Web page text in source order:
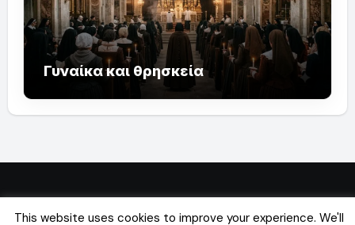
Γυναίκα και θρησκεία
This website uses cookies to improve your experience. We'll